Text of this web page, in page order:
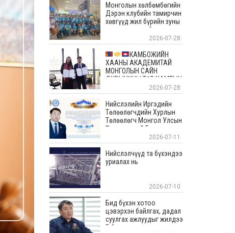
Монголын хөлбөмбөгийн
Дэрэн клубийн тамирчин
хөвгүүд жил бүрийн зуны
энэ өдрүүдэд болдог
уламжлалт Скандиновын
орнуудын тэмцээндээ
оролцоод ирлээ
2026-07-28
КАМБОЖИЙН
ХААНЫ АКАДЕМИТАЙ
МОНГОЛЫН САЙН
ДУРЫНХНЫ ТӨВ ХАМТЫН
АЖИЛЛАГААНЫ САНАМЖ
БИЧИГТ ГАРЫН ҮСЭГ
ЗУРЛАА
2026-07-28
Нийслэлийн Иргэдийн
Төлөөлөгчдийн Хурлын
Төлөөлөгч Монгол Улсын
Үйлчилгээний Гавьяат
Ажилтан Цогтсайханы
Төрхүүгийн мэндчилгээ
2026-07-11
Нийслэлчүүд та бүхэндээ
уриалах нь
2026-07-10
Бид бүхэн хотоо
цэвэрхэн байлгах, дадал
суулгах ажлуудыг жилдээ
5-6 удаа тогтмол зохион